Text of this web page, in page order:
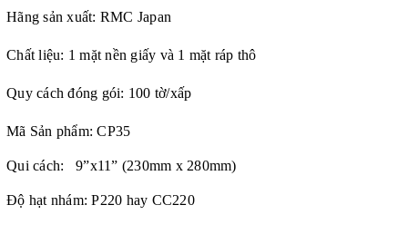
Hãng sản xuất: RMC Japan
Chất liệu: 1 mặt nền giấy và 1 mặt ráp thô
Quy cách đóng gói: 100 tờ/xấp
Mã Sản phẩm: CP35
Qui cách: 9”x11” (230mm x 280mm)
Độ hạt nhám: P220 hay CC220